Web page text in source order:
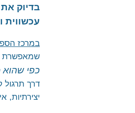
בדיוק
עכשווית
במרכז
שמאפשרת
כפי
דרך תרגול
יצירתיות,